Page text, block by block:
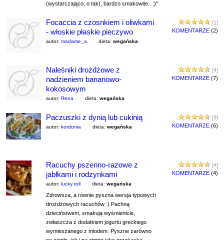
(wystarczająco, o tak), bardzo smakowite.. :)"
[1]
KOMENTARZE (2)
Focaccia z czosnkiem i oliwkami
- włoskie płaskie pieczywo
autor: madame_a dieta: wegańska
[4]
KOMENTARZE (7)
Naleśniki drożdżowe z
nadzieniem bananowo-
kokosowym
autor: Rena dieta: wegańska
[9]
KOMENTARZE (6)
Paczuszki z dynią lub cukinią
autor: kordonia dieta: wegańska
[4]
KOMENTARZE (4)
Racuchy pszenno-razowe z
jabłkami i rodzynkami
autor: lucky roll dieta: wegańska
Zdrowsza, a równie pyszna wersja typowych
drożdżowych racuchów :) Pachną
dzieciństwem, smakują wyśmienicie,
zwłaszcza z dodatkiem jogurtu greckiego
wymieszanego z miodem. Pyszne zarówno